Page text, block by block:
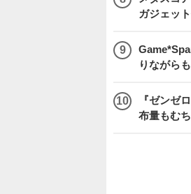
ガジェッ
りながら
『ゼンゼ
布量もむ